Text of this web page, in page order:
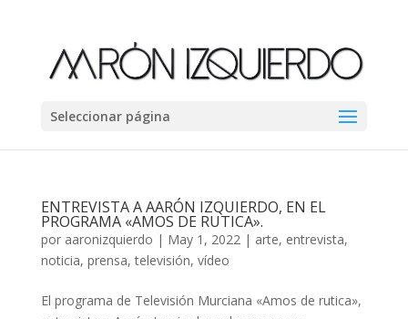
Seleccionar página
ENTREVISTA A AARÓN IZQUIERDO, EN EL
PROGRAMA «AMOS DE RUTICA».
por aaronizquierdo | May 1, 2022| arte, entrevista,
noticia, prensa,televisión, vídeo
El programa de Televisión Murciana «Amos de rutica»,